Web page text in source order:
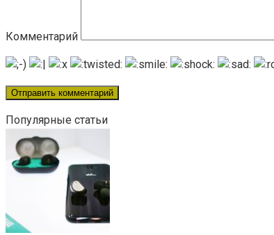
Комментарий
Популярные статьи